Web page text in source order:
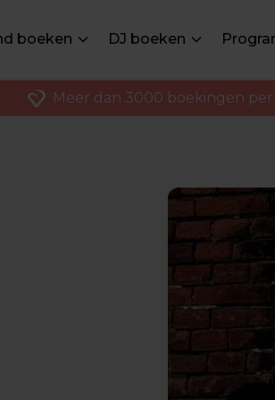
boeken DJ boeken
Meer dan 3000 boekingen per